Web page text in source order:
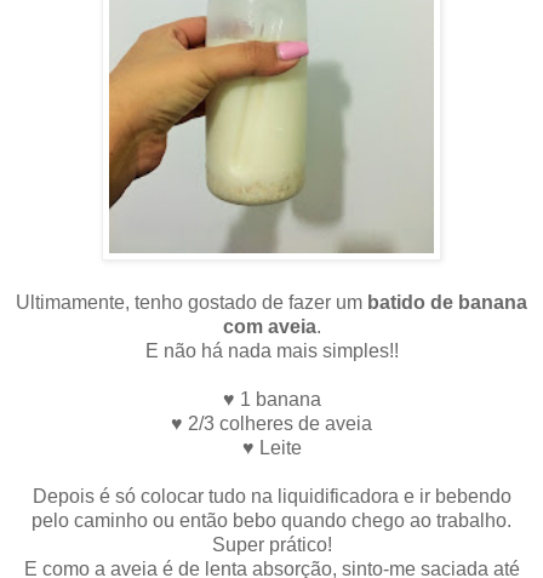
Ultimamente, tenho gostado de fazer um batido de banana
com aveia.
E não há nada mais simples!!
♥ 1 banana
♥ 2/3 colheres de aveia
♥ Leite
Depois é só colocar tudo na liquidificadora e ir bebendo
pelo caminho ou então bebo quando chego ao trabalho.
Super prático!
E como a aveia é de lenta absorção, sinto-me saciada até